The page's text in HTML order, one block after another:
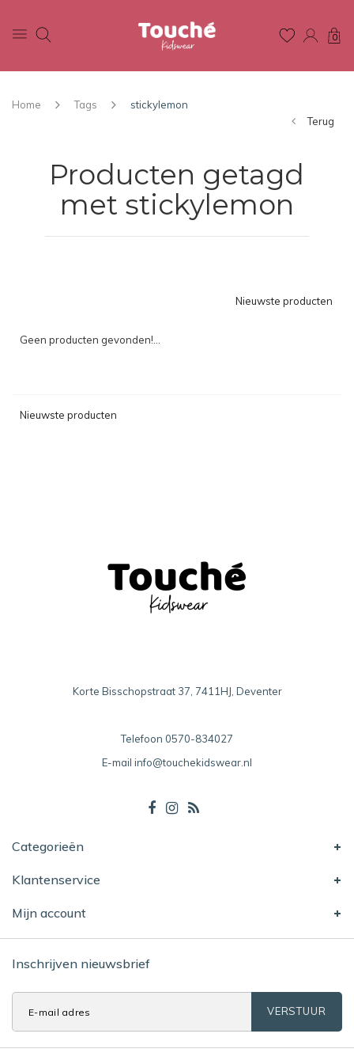
0
Home Tags
stickylemon
Terug
Producten getagd
met stickylemon
Nieuwste producten
Geen producten gevonden!...
Nieuwste producten
Korte Bisschopstraat 37, 7411HJ, Deventer
Telefoon 0570-834027
E-mail info@touchekidswear.nl
Categorieën
Klantenservice
Mijn account
Inschrijven nieuwsbrief
VERSTUUR